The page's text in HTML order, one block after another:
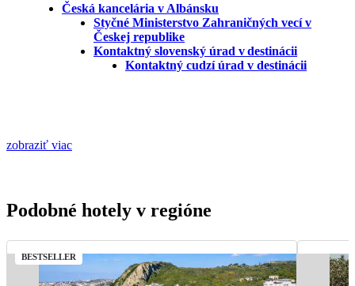
Česká kancelária v Albánsku
Styčné Ministerstvo Zahraničných vecí v
Českej republike
Kontaktný slovenský úrad v destinácii
Kontaktný cudzí úrad v destinácii
zobraziť viac
Podobné hotely v regióne
BESTSELLER